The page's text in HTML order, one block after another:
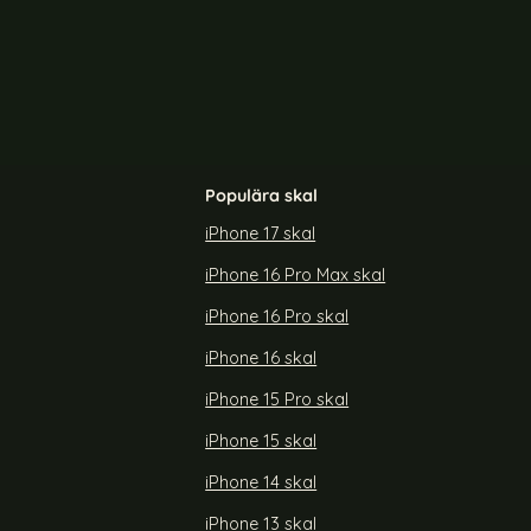
MagSafe
Skal CH MagSafe Transparent/Svart
ColorPop iPhone 14 Pro Skal CH MagSafe
Transparent/Titanium
Art. nr 225264
rea pris
179 krtidigare pris
299 kr
ColorPop iPhone 14 Pro Skal CH
Populära skal
iPhone 17 skal
iPhone 16 Pro Max skal
iPhone 16 Pro skal
iPhone 16 skal
iPhone 15 Pro skal
iPhone 15 skal
iPhone 14 skal
iPhone 13 skal